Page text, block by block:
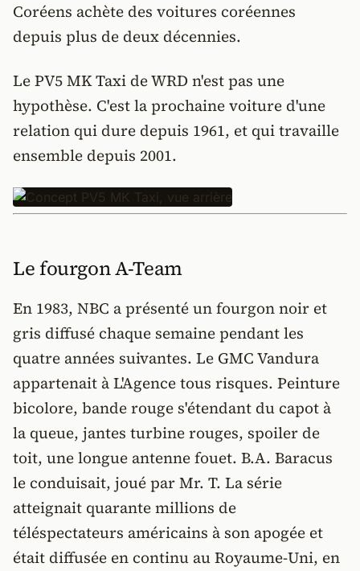
Coréens achète des voitures coréennes
depuis plus de deux décennies.
Le PV5 MK Taxi de WRD n'est pas une
hypothèse. C'est la prochaine voiture d'une
relation qui dure depuis 1961, et qui travaille
ensemble depuis 2001.
Le fourgon A-Team
En 1983, NBC a présenté un fourgon noir et
gris diffusé chaque semaine pendant les
quatre années suivantes. Le GMC Vandura
appartenait à L'Agence tous risques. Peinture
bicolore, bande rouge s'étendant du capot à
la queue, jantes turbine rouges, spoiler de
toit, une longue antenne fouet. B.A. Baracus
le conduisait, joué par Mr. T. La série
atteignait quarante millions de
téléspectateurs américains à son apogée et
était diffusée en continu au Royaume-Uni, en